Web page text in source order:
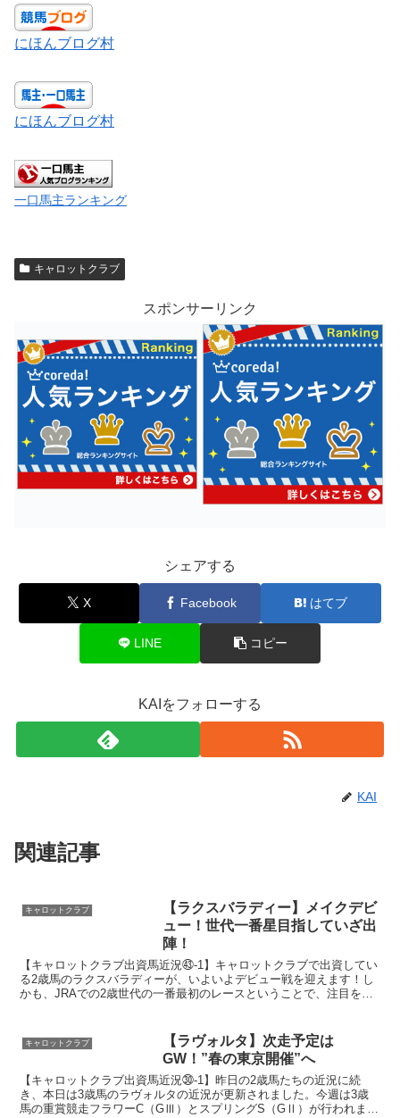
にほんブログ村
にほんブログ村
一口馬主ランキング
キャロットクラブ
スポンサーリンク
シェアする
X Facebook はてブ
LINE コピー
KAIをフォローする
KAI
関連記事
キャロットクラブ
【ラクスバラディー】メイクデビ
ュー！世代一番星目指していざ出
陣！
【キャロットクラブ出資馬近況㊸-1】キャロットクラブで出資してい
る2歳馬のラクスバラディーが、いよいよデビュー戦を迎えます！し
かも、JRAでの2歳世代の一番最初のレースということで、注目を集
キャロットクラブ
【ラヴォルタ】次走予定は
GW！”春の東京開催”へ
【キャロットクラブ出資馬近況㉚-1】昨日の2歳馬たちの近況に続
き、本日は3歳馬のラヴォルタの近況が更新されました。今週は3歳
馬の重賞競走フラワーC（GⅢ）とスプリングS（GⅡ）が行われま